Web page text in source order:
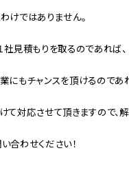
けではありません。
社見積もりを取るのであれば、
にもチャンスを頂けるのであ
て対応させて頂きますので、
合わせください！